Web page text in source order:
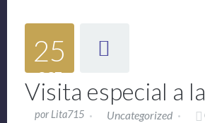
25
OCT
Visita especial a
por Lita715 Uncategorized